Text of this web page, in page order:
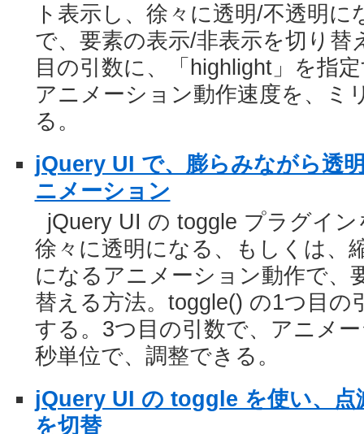
ト表示し、徐々に透明/不透明
で、要素の表示/非表示を切り替
目の引数に、「highlight」を指
アニメーション動作速度を、ミ
る。
jQuery UI で、膨らみながら透
ニメーション
jQuery UI の toggle プラグイ
徐々に透明になる、もしくは、
になるアニメーション動作で、
替える方法。toggle() の1つ目の
する。3つ目の引数で、アニメ
秒単位で、調整できる。
jQuery UI の toggle を使い、点
を切替